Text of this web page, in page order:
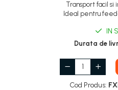
Transport facil si
Ideal pentru
IN
Durata de
Cod Produs: